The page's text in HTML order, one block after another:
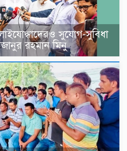
সুযোগ-সুবিধা
রহমান মিনু